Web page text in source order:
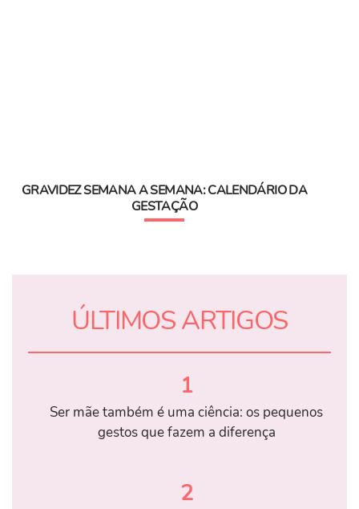
GRAVIDEZ SEMANA A SEMANA: CALENDÁRIO DA
GESTAÇÃO
ÚLTIMOS ARTIGOS
1
Ser mãe também é uma ciência: os pequenos
gestos que fazem a diferença
2